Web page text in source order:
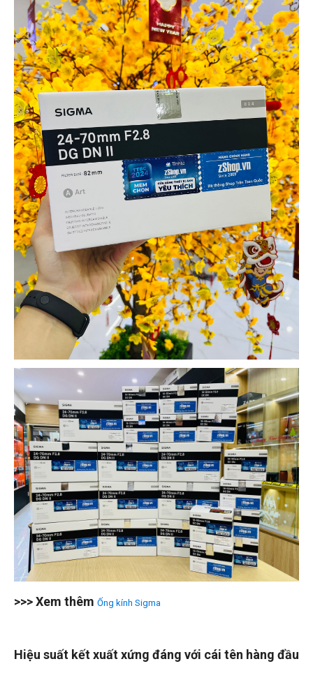
>>> Xem thêm Ống kính Sigma
Hiệu suất kết xuất xứng đáng với cái tên hàng đầu